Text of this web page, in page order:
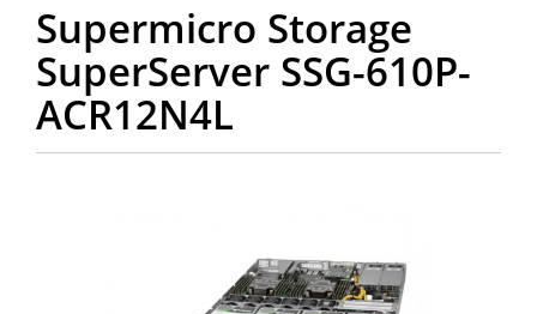
Supermicro Storage
SuperServer SSG-610P-
ACR12N4L